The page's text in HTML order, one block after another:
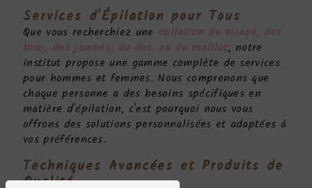
Services d'Épilation pour Tous
Que vous recherchiez une épilation du visage, des
bras, des jambes, du dos, ou du maillot, notre
institut propose une gamme complète de services
pour hommes et femmes. Nous comprenons que
chaque personne a des besoins spécifiques en
matière d'épilation, c'est pourquoi nous vous
offrons des solutions personnalisées et adaptées à
vos préférences.
Techniques Avancées et Produits de
Qualité